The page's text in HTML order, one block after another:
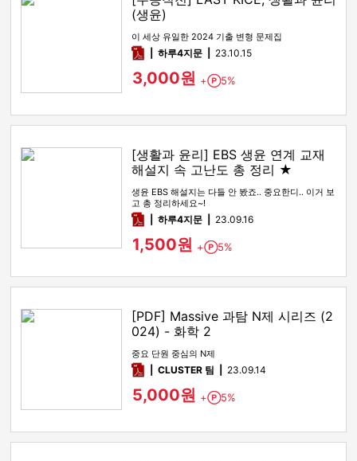
(생윤)
이 세상 유일한 2024 기출 변형 문제집
pdf하루4지문 23.10.15
3,000원 + Point
5%
[생활과 윤리] EBS 생윤 연계 교재
해설지 속 고난도 총 정리 ★
생윤 EBS 해설지는 다들 안 봤죠.. 중요한디.. 이거 보
고 총 정리하세요~!
pdf하루4지문 23.09.16
1,500원 + Point
5%
[PDF] Massive 과탐 N제 시리즈 (2
024) - 화학 2
중요 단원 중심의 N제
pdfCLUSTER 팀 23.09.14
5,000원 + Point
5%